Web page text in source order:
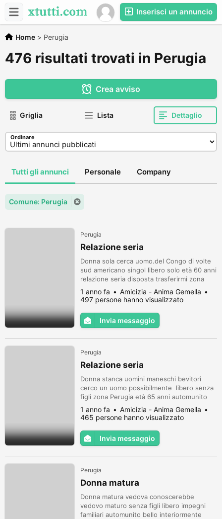
Inserisci un annuncio
Home > Perugia
476 risultati trovati in Perugia
Crea avviso
Griglia Lista Dettaglio
Ordinare
Tutti gli annunci Personale Company
Comune: Perugia
Perugia
Relazione seria
Donna sola cerca uomo.del Congo di volte
sud americano singol libero solo età 60 anni
relazione seria disposta trasferirmi zona
Perugia sono autonoma ma no automunita
contatto whatsapp
1 anno fa
Amicizia - Anima Gemella
497 persone hanno visualizzato
Invia messaggio
Perugia
Relazione seria
Donna stanca uomini maneschi bevitori
cerco un uomo possibilmente libero senza
figli zona Perugia età 65 anni automunito
bella amicizia porti poi convivenza sono
donna buona solare contatta mio
whatsapp Perugia
1 anno fa
Amicizia - Anima Gemella
465 persone hanno visualizzato
Invia messaggio
Perugia
Donna matura
Donna matura vedova conoscerebbe
vedovo maturo senza figli libero impegni
familiari automunito bello interiormente